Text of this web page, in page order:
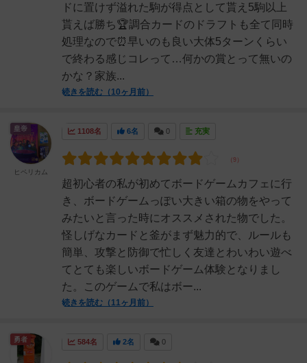
ドに置けず溢れた駒が得点として貰え5駒以上
貰えば勝ち🏆調合カードのドラフトも全て同時
処理なので⏰早いのも良い大体5ターンくらい
で終わる感じコレって…何かの賞とって無いの
かな？家族...
続きを読む（10ヶ月前）
1108名 6名 0 充実
超初心者の私が初めてボードゲームカフェに行
き、ボードゲームっぽい大きい箱の物をやって
みたいと言った時にオススメされた物でした。
怪しげなカードと釜がまず魅力的で、ルールも
簡単、攻撃と防御で忙しく友達とわいわい遊べ
てとても楽しいボードゲーム体験となりまし
た。このゲームで私はボー...
続きを読む（11ヶ月前）
皇帝
ヒペリカム
584名 2名 0
勇者